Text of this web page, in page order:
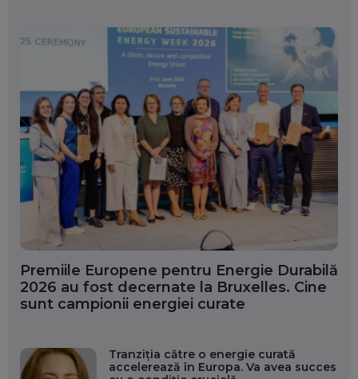
Premiile Europene pentru Energie Durabilă
2026 au fost decernate la Bruxelles. Cine
sunt campionii energiei curate
Tranziția către o energie curată
accelerează în Europa. Va avea succes